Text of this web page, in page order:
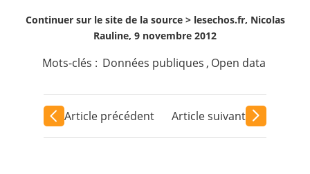
Continuer sur le site de la source > lesechos.fr, Nicolas
Rauline, 9 novembre 2012
Mots-clés : Données publiques , Open data
Article précédent Article suivant